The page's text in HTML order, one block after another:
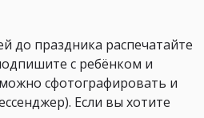
до праздника распечатайте
с ребёнком и
сфотографировать и
Если вы хотите